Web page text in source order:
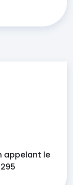
appelant le